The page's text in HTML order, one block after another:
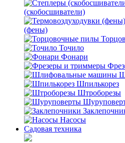
(скобосшиватели)
(фены)
Точило
Фонари
Шпилькорез
Штроборезы
Насосы
Садовая техника